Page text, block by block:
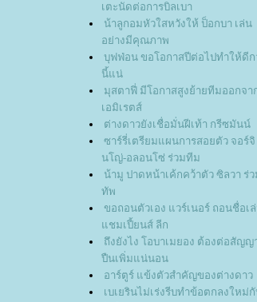
เตะนัดต่อการบิลเบา
น้าลูกอมหัวใสหวังให้ ป็อกบา เล่น
อย่างมีคุณภาพ
บุฟฟ่อน ขอโอกาสปีต่อไปทำให้ดีก
นี้แน่
มุสตาฟี่ มีโอกาสสูงย้ายทีมออกจา
เอมิเรตส์
ต่างดาวยังเชื่อมั่นฝีเท้า กรีซมันน์
ซาร์รี่เตรียมแผนการสอยตัว จอร์จิ
นโญ่-อลอนโซ่ ร่วมทีม
น้ามู ปาดหน้าเค้กคว้าตัว ซิลวา ร่ว
ทัพ
ขอถอนตัวเอง แวร์เนอร์ ถอนชื่อเ
ชมเปี้ยนส์ ลีก
ถึงยังไง โอบาเมยอง ต้องต่อสัญญ
ปืนเพิ่มแน่นอน
อาร์ตูร์ แข้งตัวสำคัญของต่างดาว
เบเยรินไม่เร่งรีบทำข้อตกลงใหม่